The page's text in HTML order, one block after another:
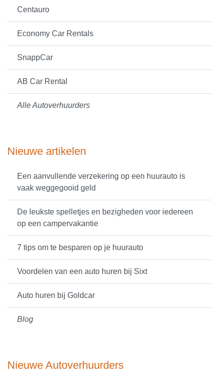
Centauro
Economy Car Rentals
SnappCar
AB Car Rental
Alle Autoverhuurders
Nieuwe artikelen
Een aanvullende verzekering op een huurauto is
vaak weggegooid geld
De leukste spelletjes en bezigheden voor iedereen
op een campervakantie
7 tips om te besparen op je huurauto
Voordelen van een auto huren bij Sixt
Auto huren bij Goldcar
Blog
Nieuwe Autoverhuurders